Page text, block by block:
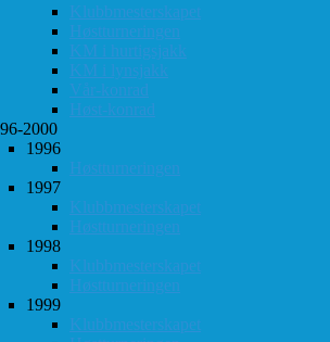
Klubbmesterskapet
Høstturneringen
KM i hurtigsjakk
KM i lynsjakk
Vår-konrad
Høst-konrad
2000
1996
Høstturneringen
1997
Klubbmesterskapet
Høstturneringen
1998
Klubbmesterskapet
Høstturneringen
1999
Klubbmesterskapet